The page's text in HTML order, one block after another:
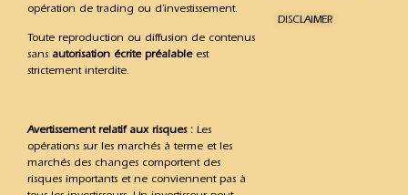
opération de trading ou d’investissement.
Toute reproduction ou diffusion de contenus
sans autorisation écrite préalableest
strictement interdite.
Avertissement relatif aux risques : Les
opérations sur les marchés à terme et les
marchés des changes comportent des
risques importants et ne conviennent pas à
DISCLAIMER